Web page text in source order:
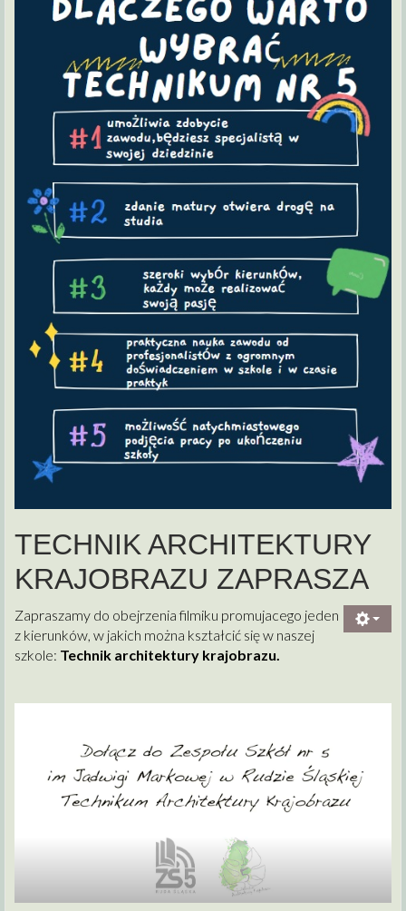
TECHNIK ARCHITEKTURY
KRAJOBRAZU ZAPRASZA
Zapraszamy do obejrzenia filmiku promujacego jeden
z kierunków, w jakich można kształcić się w naszej
szkole: Technik architektury krajobrazu.